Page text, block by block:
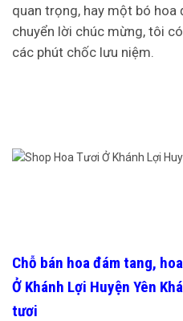
quan trọng, hay một bó hoa
chuyển lời chúc mừng, tôi
các phút chốc lưu niệm.
Chỗ bán hoa đám tang,
Ở Khánh Lợi Huyện Yên
tươi